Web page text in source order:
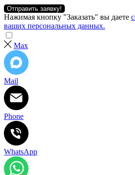
Отправить заявку!
Нажимая кнопку "Заказать" вы даете
ваших персональных данных.
Max
Mail
Phone
WhatsApp